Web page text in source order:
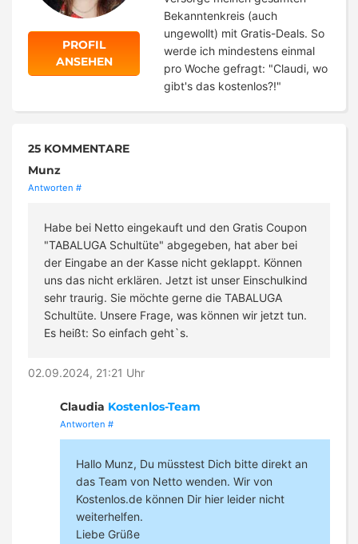
PROFIL
ANSEHEN
Bekanntenkreis (auch
ungewollt) mit Gratis-Deals. So
werde ich mindestens einmal
pro Woche gefragt: "Claudi, wo
gibt's das kostenlos?!"
25 KOMMENTARE
Munz
Antworten #
Habe bei Netto eingekauft und den Gratis Coupon
"TABALUGA Schultüte" abgegeben, hat aber bei
der Eingabe an der Kasse nicht geklappt. Können
uns das nicht erklären. Jetzt ist unser Einschulkind
sehr traurig. Sie möchte gerne die TABALUGA
Schultüte. Unsere Frage, was können wir jetzt tun.
Es heißt: So einfach geht`s.
02.09.2024, 21:21 Uhr
Claudia Kostenlos-Team
Antworten #
Hallo Munz, Du müsstest Dich bitte direkt an
das Team von Netto wenden. Wir von
Kostenlos.de können Dir hier leider nicht
weiterhelfen.
Liebe Grüße